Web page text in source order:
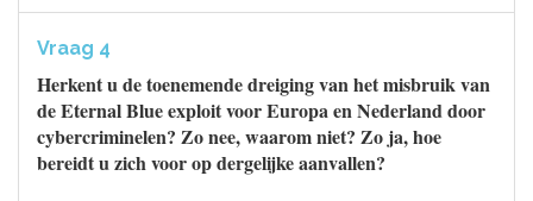
Vraag 4
Herkent u de toenemende dreiging van het misbruik van
de Eternal Blue exploit voor Europa en Nederland door
cybercriminelen? Zo nee, waarom niet? Zo ja, hoe
bereidt u zich voor op dergelijke aanvallen?